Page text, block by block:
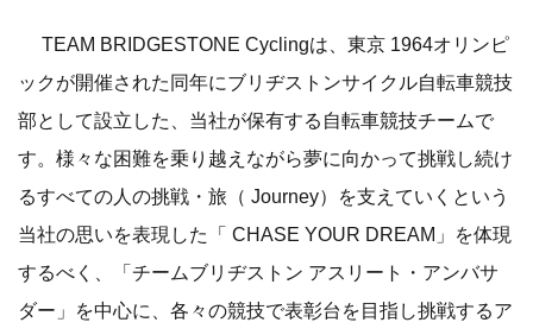
TEAM BRIDGESTONE Cyclingは、東京 1964オリンピ
ックが開催された同年にブリヂストンサイクル自転車競技
部として設立した、当社が保有する自転車競技チームで
す。様々な困難を乗り越えながら夢に向かって挑戦し続け
るすべての人の挑戦・旅（ Journey）を支えていくという
当社の思いを表現した「 CHASE YOUR DREAM」を体現
するべく、「チームブリヂストン アスリート・アンバサ
ダー」を中心に、各々の競技で表彰台を目指し挑戦するア